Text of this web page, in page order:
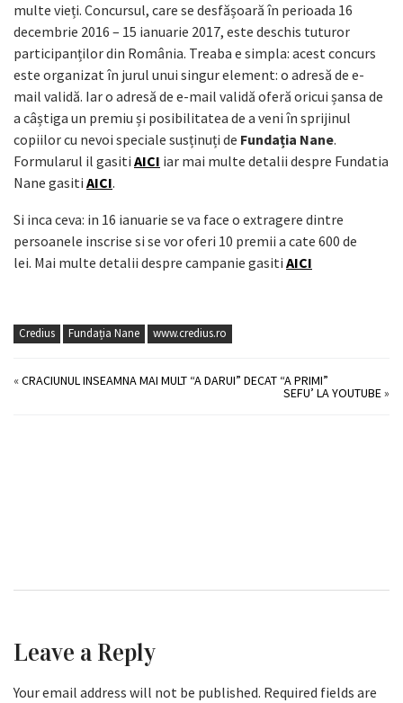
multe vieți. Concursul, care se desfășoară în perioada 16
decembrie 2016 – 15 ianuarie 2017, este deschis tuturor
participanților din România. Treaba e simpla: acest concurs
este organizat în jurul unui singur element: o adresă de e-
mail validă. Iar o adresă de e-mail validă oferă oricui șansa de
a câștiga un premiu și posibilitatea de a veni în sprijinul
copiilor cu nevoi speciale susținuți de Fundația Nane.
Formularul il gasiti AICI iar mai multe detalii despre Fundatia
Nane gasiti AICI.
Si inca ceva: in 16 ianuarie se va face o extragere dintre
persoanele inscrise si se vor oferi 10 premii a cate 600 de
lei. Mai multe detalii despre campanie gasiti AICI
Credius Fundația Nane www.credius.ro
«CRACIUNUL INSEAMNA MAI MULT “A DARUI” DECAT “A PRIMI”
SEFU’ LA YOUTUBE»
Leave a Reply
Your email address will not be published. Required fields are